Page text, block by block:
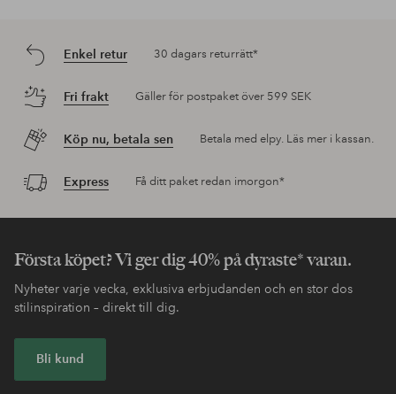
Enkel retur 30 dagars returrätt*
Fri frakt Gäller för postpaket över 599 SEK
Köp nu, betala sen Betala med elpy. Läs mer i kassan.
Express Få ditt paket redan imorgon*
Första köpet? Vi ger dig 40% på dyraste* varan.
Nyheter varje vecka, exklusiva erbjudanden och en stor dos
stilinspiration – direkt till dig.
Bli kund